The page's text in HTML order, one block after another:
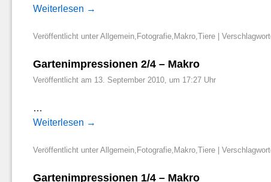
Weiterlesen →
Veröffentlicht unter Allgemein Fotografie Makro Tiere
Gartenimpressionen 2/4 – Makro
Veröffentlicht am 13. September 2010, um 17:27 Uhr
…
Weiterlesen →
Veröffentlicht unter Allgemein, Fotografie, Makro,Tiere
Gartenimpressionen 1/4 – Makro